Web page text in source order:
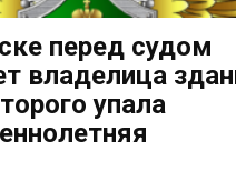
перед судом
владелица
упала